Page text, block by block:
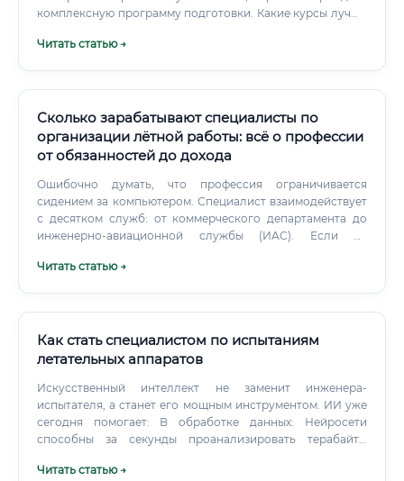
комплексную программу подготовки. Какие курсы лучше
ключевой момент, от которого зависит ваш успешный
Читать статью →
Сколько зарабатывают специалисты по
организации лётной работы: всё о профессии
от обязанностей до дохода
Ошибочно думать, что профессия ограничивается
сидением за компьютером. Специалист взаимодействует
с десятком служб: от коммерческого департамента до
инженерно-авиационной службы (ИАС). Если на
согласно минимальному перечню оборудования (MEL),
Читать статью →
Как стать специалистом по испытаниям
летательных аппаратов
Искусственный интеллект не заменит инженера-
испытателя, а станет его мощным инструментом. ИИ уже
сегодня помогает: В обработке данных: Нейросети
способны за секунды проанализировать терабайты
закономерности и аномалии, которые человек мог бы
Читать статью →